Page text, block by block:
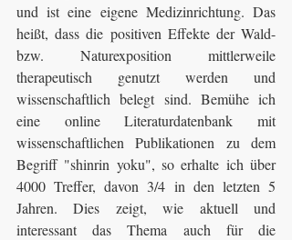
und ist eine eigene Medizinrichtung. Das
heißt, dass die positiven Effekte der Wald-
bzw. Naturexposition mittlerweile
therapeutisch genutzt werden und
wissenschaftlich belegt sind. Bemühe ich
eine online Literaturdatenbank mit
wissenschaftlichen Publikationen zu dem
Begriff "shinrin yoku", so erhalte ich über
4000 Treffer, davon 3/4 in den letzten 5
Jahren. Dies zeigt, wie aktuell und
interessant das Thema auch für die